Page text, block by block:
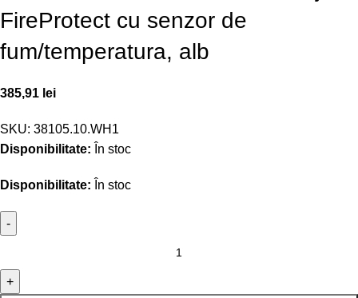
FireProtect cu senzor de
fum/temperatura, alb
385,91 lei
SKU: 38105.10.WH1
Disponibilitate: În stoc
Disponibilitate: În stoc